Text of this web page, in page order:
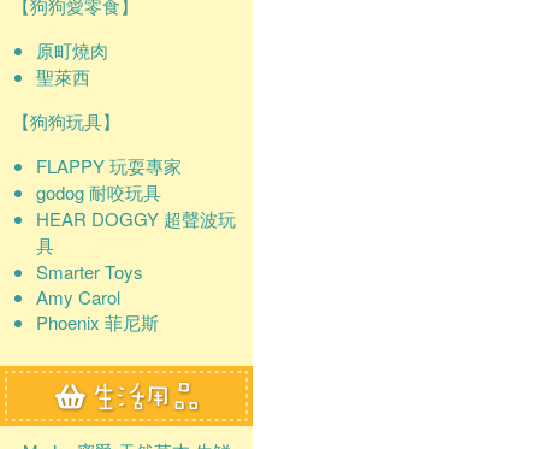
【狗狗愛零食】
原町燒肉
聖萊西
【狗狗玩具】
FLAPPY 玩耍專家
godog 耐咬玩具
HEAR DOGGY 超聲波玩
具
Smarter Toys
Amy Carol
Phoenix 菲尼斯